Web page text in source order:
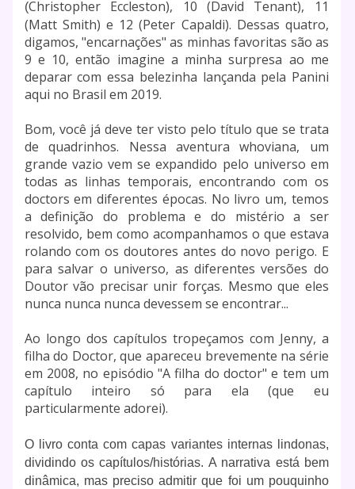
(Christopher Eccleston), 10 (David Tenant), 11
(Matt Smith) e 12 (Peter Capaldi). Dessas quatro,
digamos, "encarnações" as minhas favoritas são as
9 e 10, então imagine a minha surpresa ao me
deparar com essa belezinha lançanda pela Panini
aqui no Brasil em 2019.
Bom, você já deve ter visto pelo título que se trata
de quadrinhos. Nessa aventura whoviana, um
grande vazio vem se expandido pelo universo em
todas as linhas temporais, encontrando com os
doctors em diferentes épocas. No livro um, temos
a definição do problema e do mistério a ser
resolvido, bem como acompanhamos o que estava
rolando com os doutores antes do novo perigo. E
para salvar o universo, as diferentes versões do
Doutor vão precisar unir forças. Mesmo que eles
nunca nunca nunca devessem se encontrar...
Ao longo dos capítulos tropeçamos com Jenny, a
filha do Doctor, que apareceu brevemente na série
em 2008, no episódio "A filha do doctor" e tem um
capítulo inteiro só para ela (que eu
particularmente adorei).
O livro conta com capas variantes internas lindonas,
dividindo os capítulos/histórias. A narrativa está bem
dinâmica, mas preciso admitir que foi um pouquinho